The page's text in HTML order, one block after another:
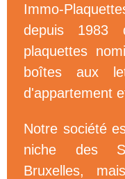
Immo-
depuis 1983
plaquettes
boîtes aux
d'appartement
Notre société
niche des
Bruxelles,